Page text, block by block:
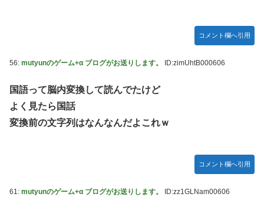
コメント欄へ引用
56: mutyunのゲーム+α ブログがお送りします。 ID:zimUhtB000606
国語って脳内変換して読んでたけど
よく見たら国話
変換前の文字列はなんなんだよこれｗ
コメント欄へ引用
61: mutyunのゲーム+α ブログがお送りします。 ID:zz1GLNam00606